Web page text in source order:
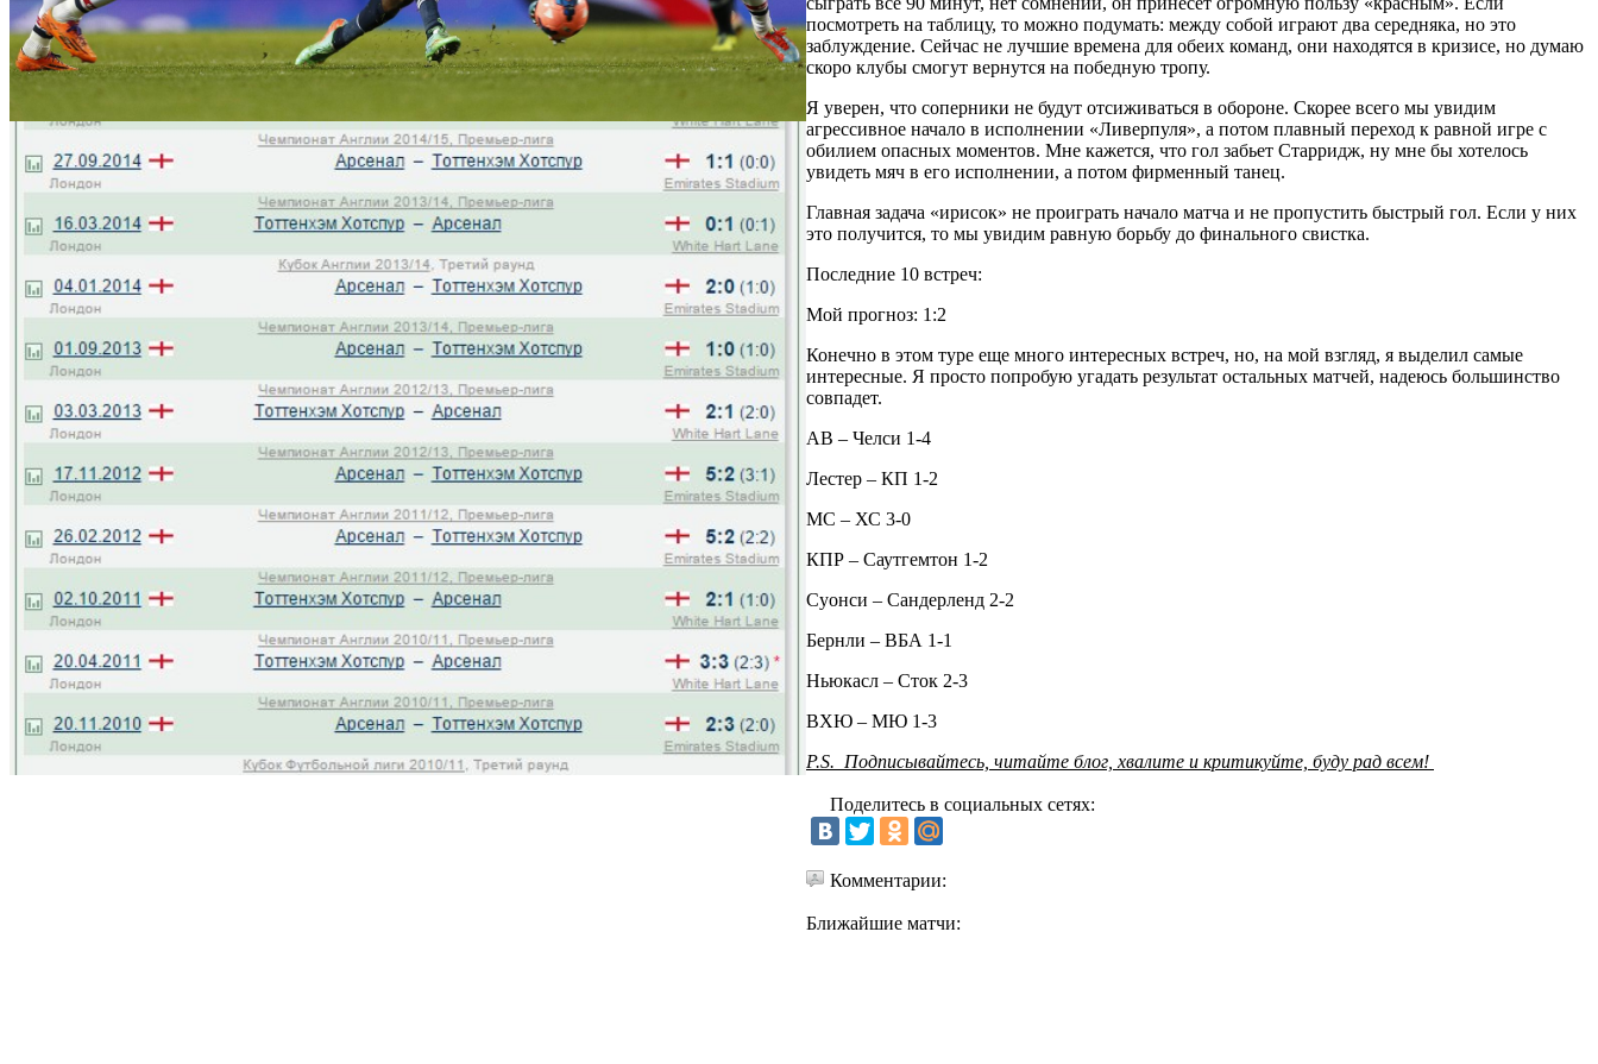
посмотреть на таблицу, то можно подумать: между собой играют два середняка, но это
заблуждение. Сейчас не лучшие времена для обеих команд, они находятся в кризисе, но думаю
скоро клубы смогут вернутся на победную тропу.
Я уверен, что соперники не будут отсиживаться в обороне. Скорее всего мы увидим
агрессивное начало в исполнении «Ливерпуля», а потом плавный переход к равной игре с
обилием опасных моментов. Мне кажется, что гол забьет Старридж, ну мне бы хотелось
увидеть мяч в его исполнении, а потом фирменный танец.
Главная задача «ирисок» не проиграть начало матча и не пропустить быстрый гол. Если у них
это получится, то мы увидим равную борьбу до финального свистка.
Последние 10 встреч:
Мой прогноз: 1:2
Конечно в этом туре еще много интересных встреч, но, на мой взгляд, я выделил самые
интересные. Я просто попробую угадать результат остальных матчей, надеюсь большинство
совпадет.
АВ – Челси 1-4
Лестер – КП 1-2
МС – ХС 3-0
КПР – Саутгемтон 1-2
Суонси – Сандерленд 2-2
Бернли – ВБА 1-1
Ньюкасл – Сток 2-3
ВХЮ – МЮ 1-3
P.S. Подписывайтесь, читайте блог, хвалите и критикуйте, буду рад всем!
Поделитесь в социальных сетях:
Комментарии:
Ближайшие матчи: